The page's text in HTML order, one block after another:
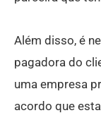
Além disso, é
pagadora do
uma empresa
acordo que